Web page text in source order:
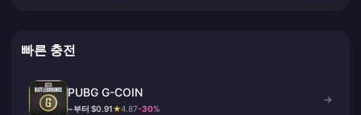
빠른 충전
PUBG G-COIN
~부터 $0.91★4.87-30%
→